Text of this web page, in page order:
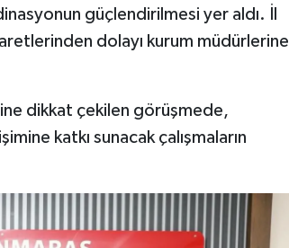
güçlendirilmesi yer aldı. İl
dolayı kurum müdürlerine
dikkat çekilen görüşmede,
katkı sunacak çalışmaların